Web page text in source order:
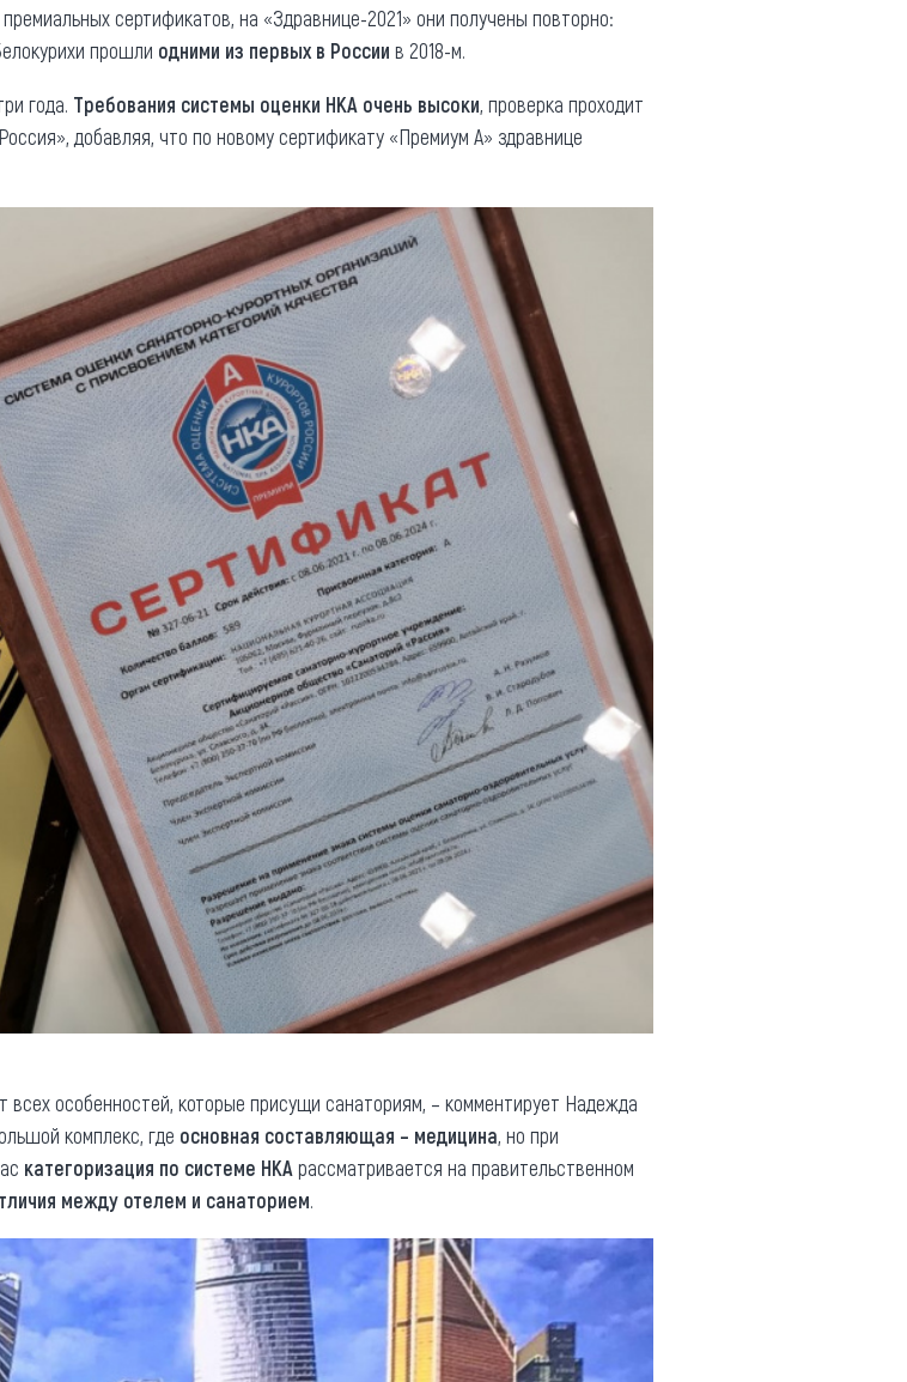
сертификатов, на «Здравнице-2021» они получены повторно:
прошли одними из первых в России в 2018-м.
года. Требования системы оценки НКА очень высоки, проверка проходит
добавляя, что по новому сертификату «Премиум А» здравнице
всех особенностей, которые присущи санаториям, – комментирует Надежда
комплекс, где основная составляющая – медицина, но при
категоризация по системе НКА рассматривается на правительственном
между отелем и санаторием.